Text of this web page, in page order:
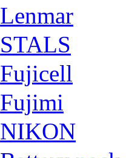
Lenmar
STALS
Fujicell
Fujimi
NIKON